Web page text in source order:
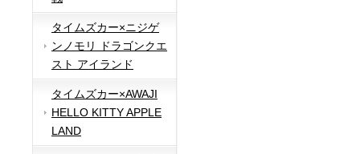
タイムズカー×ニジゲ
ンノモリ ドラゴンクエ
スト アイランド
タイムズカー×AWAJI
HELLO KITTY APPLE
LAND